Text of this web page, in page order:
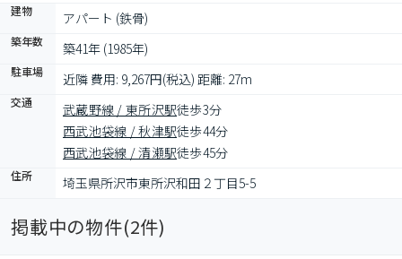
建物 アパート (鉄骨)
築年数 築41年 (1985年)
駐車場 近隣 費用: 9,267円(税込) 距離: 27m
交通 武蔵野線 / 東所沢駅徒歩3分
西武池袋線 / 秋津駅徒歩44分
西武池袋線 / 清瀬駅徒歩45分
住所 埼玉県所沢市東所沢和田２丁目5-5
掲載中の物件(2件)